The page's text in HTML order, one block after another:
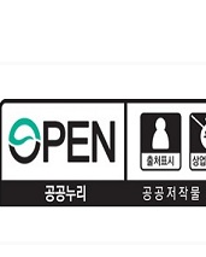
정보통신 사용전 검사